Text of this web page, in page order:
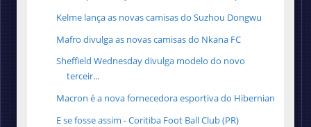
Kelme lança as novas camisas do Suzhou Dongwu
Mafro divulga as novas camisas do Nkana FC
Sheffield Wednesday divulga modelo do novo
terceir...
Macron é a nova fornecedora esportiva do Hibernian
E se fosse assim - Coritiba Foot Ball Club (PR)